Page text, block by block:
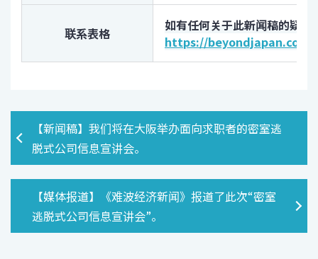
联系表格
如有任何关于此新闻稿的疑问
https://
【新闻稿】我们将在大阪举办面向求职者的密室逃
脱式公司信息宣讲会。
【媒体报道】《难波经济新闻》报道了此次“密室
逃脱式公司信息宣讲会”。